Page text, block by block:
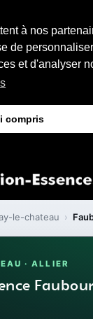
à nos
de
et d'analyser
compris
le-chateau ›
· ALLIER